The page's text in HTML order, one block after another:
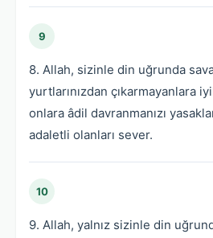
9
8. Allah, sizinle din uğrunda
yurtlarınızdan çıkarmayanlara
onlara âdil davranmanızı
adaletli olanları sever.
10
9. Allah, yalnız sizinle din